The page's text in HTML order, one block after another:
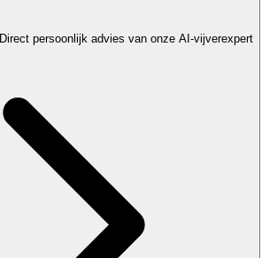
Direct persoonlijk advies van onze AI-vijverexpert